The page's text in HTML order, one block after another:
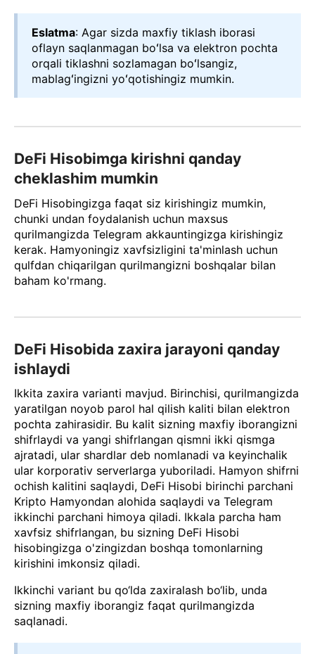
Eslatma: Agar sizda maxfiy tiklash iborasi
oflayn saqlanmagan boʻlsa va elektron pochta
orqali tiklashni sozlamagan boʻlsangiz,
mablagʻingizni yoʻqotishingiz mumkin.
DeFi Hisobimga kirishni qanday
cheklashim mumkin
DeFi Hisobingizga faqat siz kirishingiz mumkin,
chunki undan foydalanish uchun maxsus
qurilmangizda Telegram akkauntingizga kirishingiz
kerak. Hamyoningiz xavfsizligini ta'minlash uchun
qulfdan chiqarilgan qurilmangizni boshqalar bilan
baham ko'rmang.
DeFi Hisobida zaxira jarayoni qanday
ishlaydi
Ikkita zaxira varianti mavjud. Birinchisi, qurilmangizda
yaratilgan noyob parol hal qilish kaliti bilan elektron
pochta zahirasidir. Bu kalit sizning maxfiy iborangizni
shifrlaydi va yangi shifrlangan qismni ikki qismga
ajratadi, ular shardlar deb nomlanadi va keyinchalik
ular korporativ serverlarga yuboriladi. Hamyon shifrni
ochish kalitini saqlaydi, DeFi Hisobi birinchi parchani
Kripto Hamyondan alohida saqlaydi va Telegram
ikkinchi parchani himoya qiladi. Ikkala parcha ham
xavfsiz shifrlangan, bu sizning DeFi Hisobi
hisobingizga o'zingizdan boshqa tomonlarning
kirishini imkonsiz qiladi.
Ikkinchi variant bu qo‘lda zaxiralash bo‘lib, unda
sizning maxfiy iborangiz faqat qurilmangizda
saqlanadi.